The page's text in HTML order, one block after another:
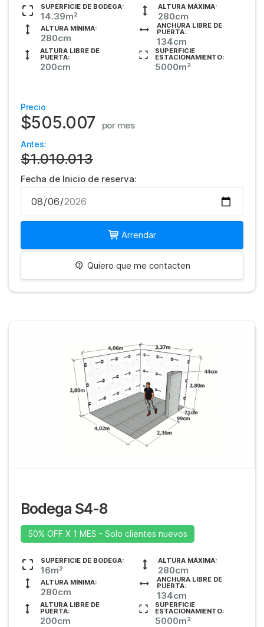
Precio
$505.007 por mes
Antes:
$1.010.013
Fecha de Inicio de reserva:
Arrendar
Quiero que me contacten
SUPERFICIE DE BODEGA:
14.39m²
ALTURA MÁXIMA:
280cm
ALTURA MÍNIMA:
280cm
ANCHURA LIBRE DE
PUERTA:
134cm
ALTURA LIBRE DE
PUERTA:
200cm
SUPERFICIE
ESTACIONAMIENTO:
5000m²
Bodega S4-8
50% OFF X 1 MES - Solo clientes nuevos
SUPERFICIE DE BODEGA:
16m²
ALTURA MÁXIMA:
280cm
ALTURA MÍNIMA:
280cm
ANCHURA LIBRE DE
PUERTA:
134cm
ALTURA LIBRE DE
PUERTA:
200cm
SUPERFICIE
ESTACIONAMIENTO:
5000m²